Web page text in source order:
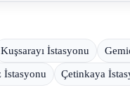
Kuşsarayı İstasyonu
İstasyonu Çetinkaya